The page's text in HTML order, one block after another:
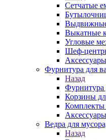
Сетчатые
Выкатные
Угловые
Шеф-
Фурнитура для
Назад
Фурнитура
Корзины
Комплекты
Аксессуары
Ведра для
Назад